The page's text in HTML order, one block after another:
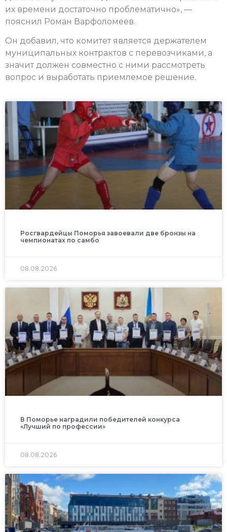
их времени достаточно проблематично», —
пояснил Роман Варфоломеев.
Он добавил, что комитет является держателем
муниципальных контрактов с перевозчиками, а
значит должен совместно с ними рассмотреть
вопрос и выработать приемлемое решение.
Росгвардейцы Поморья завоевали две бронзы на
чемпионатах по самбо
08.08.2026
В Поморье наградили победителей конкурса
«Лучший по профессии»
08.08.2026